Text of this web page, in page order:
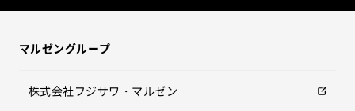
マルゼングループ
株式会社フジサワ・マルゼン